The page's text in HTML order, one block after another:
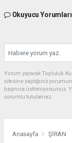
Okuyucu Yorumları
Yorum yazarak Topluluk
sitesine yaptığınız
başınıza üstleniyorsunuz.
sorumlu tutulamaz.
Anasayfa ŞİRAN